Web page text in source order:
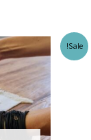
Sale!